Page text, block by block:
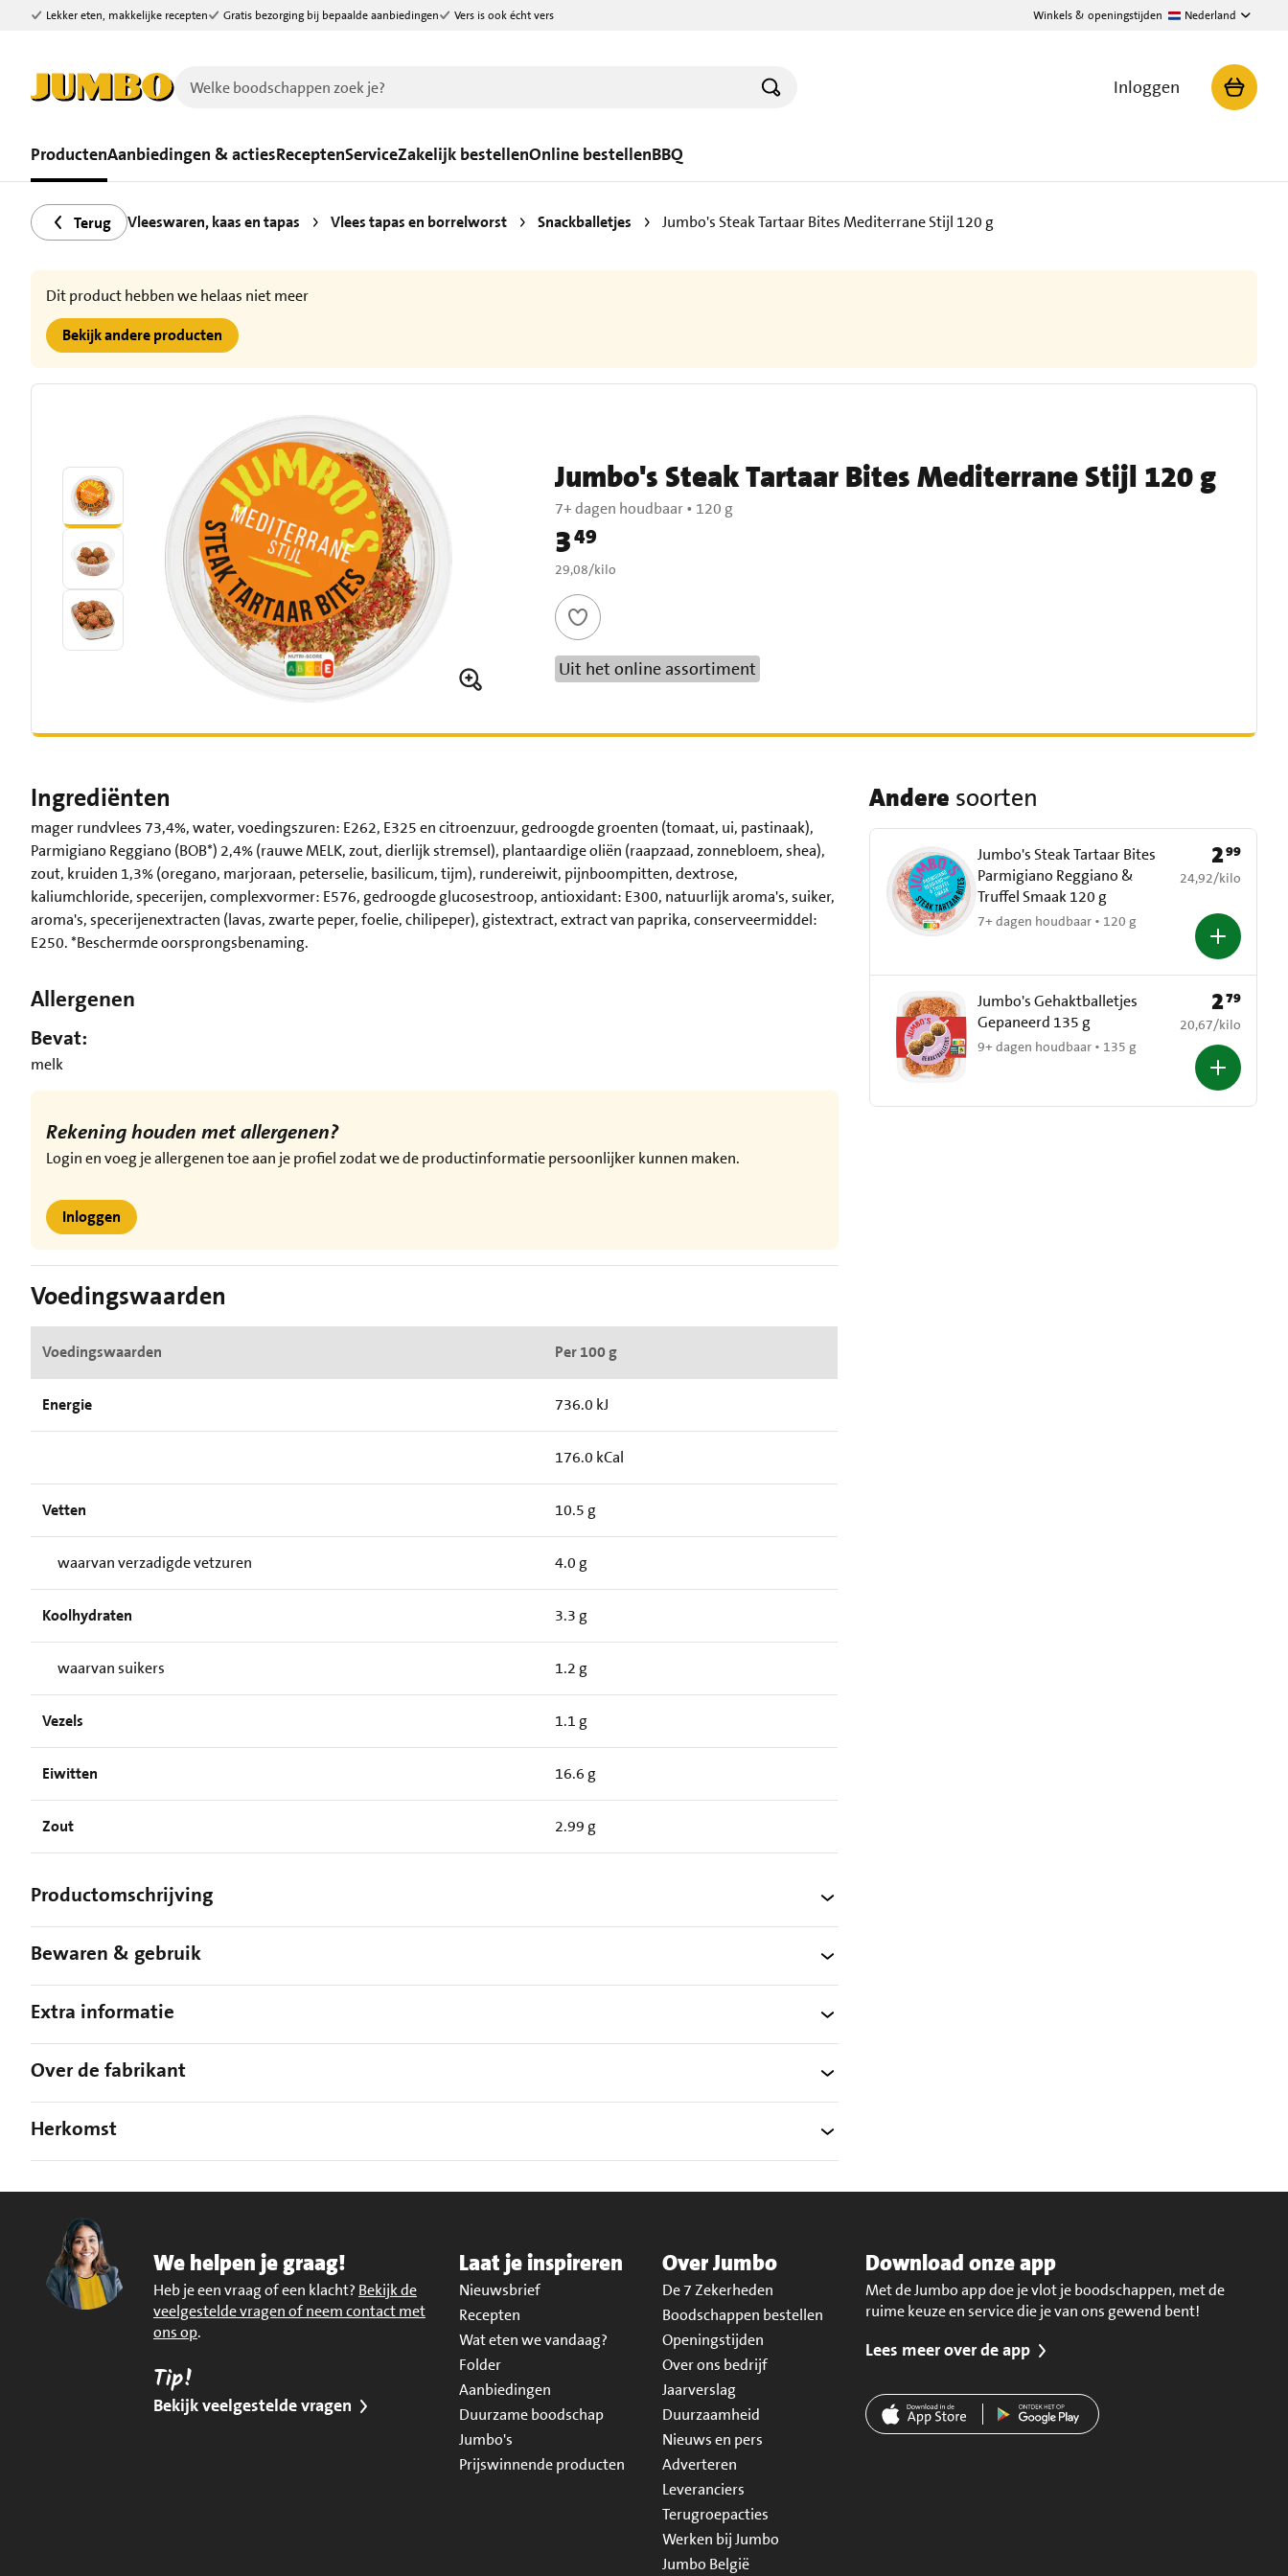
Ga naar zoeken
Ga naar hoofdinhoud
Lekker eten, makkelijke recepten Gratis bezorging bij bepaalde aanbiedingen Vers is ook écht vers Winkels & openingstijden Nederland
Inloggen
ProductenAanbiedingen & actiesReceptenServiceZakelijk bestellenOnline bestellenBBQ
Terug Vleeswaren, kaas en tapas Vlees tapas en borrelworst Snackballetjes Jumbo's Steak Tartaar Bites Mediterrane Stijl 120 g
Dit product hebben we helaas niet meer
Bekijk andere producten
Jumbo's Steak Tartaar Bites Mediterrane Stijl 120 g
7+ dagen houdbaar• 120 g
Prijs: € 3,49
349
€ 29,08 per kilo
29,08/kilo
Uit het online assortiment
Ingrediënten
mager rundvlees 73,4%, water, voedingszuren: E262, E325 en citroenzuur, gedroogde groenten (tomaat, ui, pastinaak),
Parmigiano Reggiano (BOB*) 2,4% (rauwe MELK, zout, dierlijk stremsel), plantaardige oliën (raapzaad, zonnebloem, shea),
zout, kruiden 1,3% (oregano, marjoraan, peterselie, basilicum, tijm), rundereiwit, pijnboompitten, dextrose,
kaliumchloride, specerijen, complexvormer: E576, gedroogde glucosestroop, antioxidant: E300, natuurlijk aroma's, suiker,
aroma's, specerijenextracten (lavas, zwarte peper, foelie, chilipeper), gistextract, extract van paprika, conserveermiddel:
E250. *Beschermde oorsprongsbenaming.
Allergenen
Bevat:
melk
Rekening houden met allergenen?
Login en voeg je allergenen toe aan je profiel zodat we de productinformatie persoonlijker kunnen maken.
Inloggen
Voedingswaarden
Voedingswaarden Per 100 g
Energie 736.0 kJ
176.0 kCal
Vetten 10.5 g
waarvan verzadigde vetzuren 4.0 g
Koolhydraten 3.3 g
waarvan suikers 1.2 g
Vezels 1.1 g
Eiwitten 16.6 g
Zout 2.99 g
Productomschrijving
Bewaren & gebruik
Extra informatie
Over de fabrikant
Herkomst
Andere soorten
Jumbo's Steak Tartaar Bites
Parmigiano Reggiano &
Truffel Smaak 120 g
7+ dagen houdbaar • 120 g
Prijs: € 2,99
299
€ 24,92 per kilo
24,92/kilo
Jumbo's Gehaktballetjes
Gepaneerd 135 g
9+ dagen houdbaar • 135 g
Prijs: € 2,79
279
€ 20,67 per kilo
20,67/kilo
We helpen je graag!
Heb je een vraag of een klacht? Bekijk de
veelgestelde vragen of neem contact met
ons op.
Tip!
Bekijk veelgestelde vragen
Laat je inspireren
Nieuwsbrief
Recepten
Wat eten we vandaag?
Folder
Aanbiedingen
Duurzame boodschap
Jumbo's
Prijswinnende producten
Over Jumbo
De 7 Zekerheden
Boodschappen bestellen
Openingstijden
Over ons bedrijf
Jaarverslag
Duurzaamheid
Nieuws en pers
Adverteren
Leveranciers
Terugroepacties
Werken bij Jumbo
Jumbo België
Download onze app
Met de Jumbo app doe je vlot je boodschappen, met de
ruime keuze en service die je van ons gewend bent!
Lees meer over de app